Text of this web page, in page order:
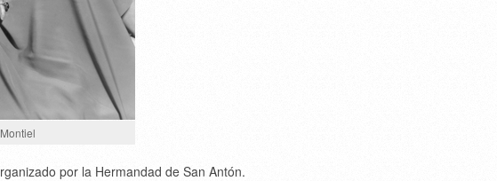
por la Hermandad de San Antón.